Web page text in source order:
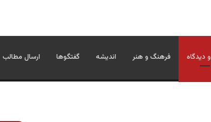
دیدگاه فرهنگ و هنر اندیشه گفتگوها ارسال مطالب